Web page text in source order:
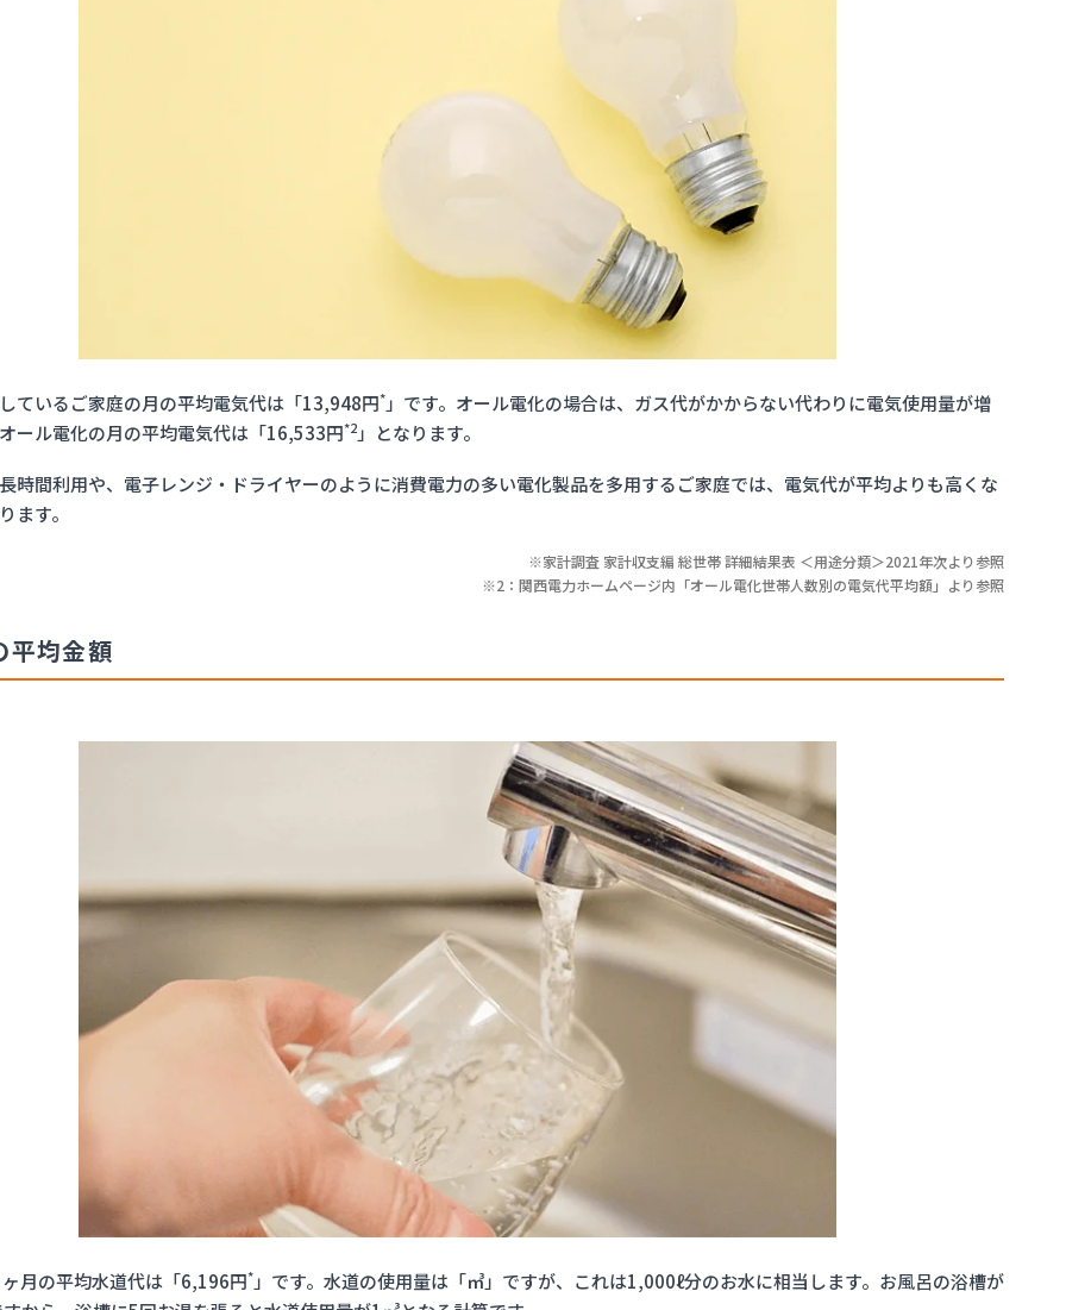
ているご家庭の月の平均電気代は「13,948円* 」です。オール電化の場合は、ガス代がかからない代わりに電気使用量が増
ール電化の月の平均電気代は「16,533円*2 」となります。
時間利用や、電子レンジ・ドライヤーのように消費電力の多い電化製品を多用するご家庭では、電気代が平均よりも高くな
ます。
※家計調査 家計収支編 総世帯 詳細結果表 ＜用途分類＞2021年次より参照
※2：関西電力ホームページ内「オール電化世帯人数別の電気代平均額」より参照
平均金額
月の平均水道代は「6,196円* 」です。水道の使用量は「㎥」ですが、これは1,000ℓ分のお水に相当します。お風呂の浴槽が